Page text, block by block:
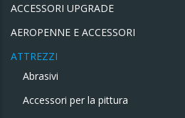
ACCESSORI UPGRADE
AEROPENNE E ACCESSORI
ATTREZZI
Abrasivi
Accessori per la pittura